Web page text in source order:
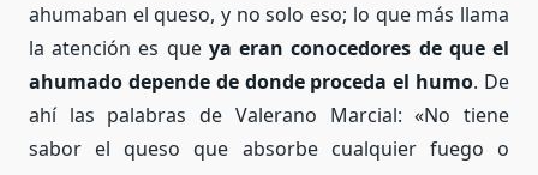
ahumaban el queso, y no solo eso; lo que más llama
la atención es que ya eran conocedores de que el
ahumado depende de donde proceda el humo. De
ahí las palabras de Valerano Marcial: «No tiene
sabor el queso que absorbe cualquier fuego o